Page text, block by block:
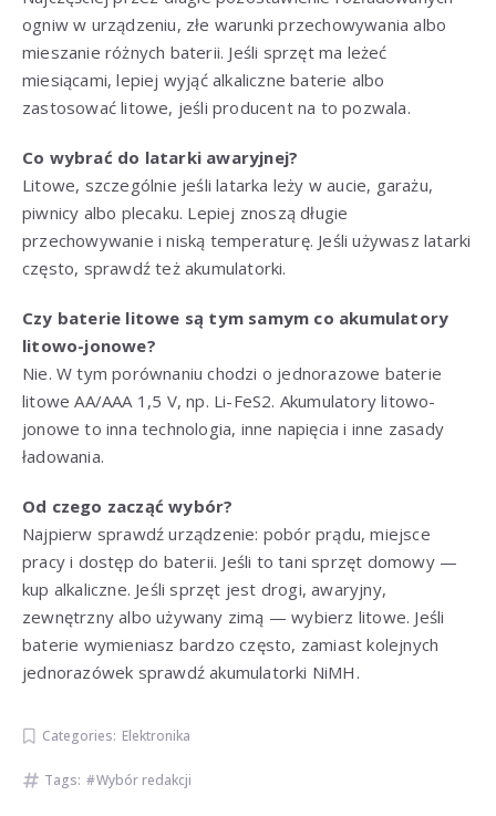
ogniw w urządzeniu, złe warunki przechowywania albo
mieszanie różnych baterii. Jeśli sprzęt ma leżeć
miesiącami, lepiej wyjąć alkaliczne baterie albo
zastosować litowe, jeśli producent na to pozwala.
Co wybrać do latarki awaryjnej?
Litowe, szczególnie jeśli latarka leży w aucie, garażu,
piwnicy albo plecaku. Lepiej znoszą długie
przechowywanie i niską temperaturę. Jeśli używasz latarki
często, sprawdź też akumulatorki.
Czy baterie litowe są tym samym co akumulatory
litowo-jonowe?
Nie. W tym porównaniu chodzi o jednorazowe baterie
litowe AA/AAA 1,5 V, np. Li-FeS2. Akumulatory litowo-
jonowe to inna technologia, inne napięcia i inne zasady
ładowania.
Od czego zacząć wybór?
Najpierw sprawdź urządzenie: pobór prądu, miejsce
pracy i dostęp do baterii. Jeśli to tani sprzęt domowy —
kup alkaliczne. Jeśli sprzęt jest drogi, awaryjny,
zewnętrzny albo używany zimą — wybierz litowe. Jeśli
baterie wymieniasz bardzo często, zamiast kolejnych
jednorazówek sprawdź akumulatorki NiMH.
Categories: Elektronika
Tags: Wybór redakcji